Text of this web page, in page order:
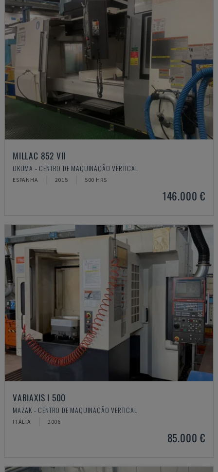
MILLAC 852 VII
OKUMA - CENTRO DE MAQUINAÇÃO VERTICAL
ESPANHA 2015 500 HRS
146.000 €
VARIAXIS I 500
MAZAK - CENTRO DE MAQUINAÇÃO VERTICAL
ITÁLIA 2006
85.000 €